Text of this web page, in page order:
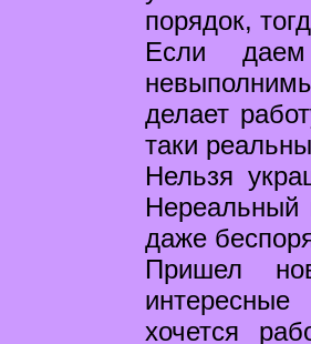
порядок,
Если
делает
таки
Нельзя
Нереальный
даже
Пришел
хочется